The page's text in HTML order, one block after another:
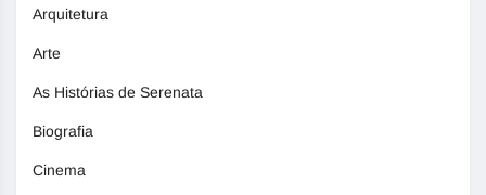
Arquitetura
Arte
As Histórias de Serenata
Biografia
Cinema